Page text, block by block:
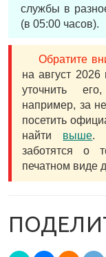
службы в
(в 05:00 часов).
Обратите
на август
уточнить
например, за
посетить
найти выше.
заботятся о
печатном виде